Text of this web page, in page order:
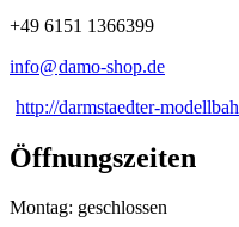
+49 6151 1366399
info@damo-shop.de
http://darmstaedter-
Öffnungszeiten
Montag: geschlossen